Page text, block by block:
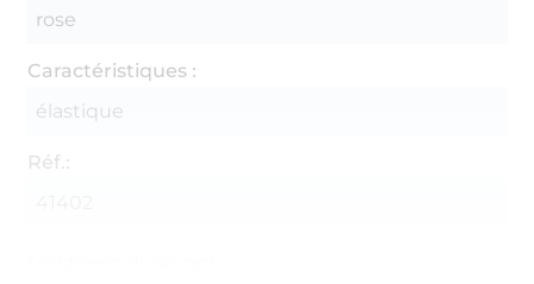
rose
Caractéristiques :
élastique
Réf.: